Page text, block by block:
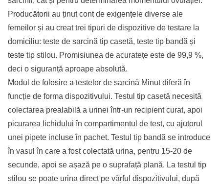
Producătorii au ținut cont de exigențele diverse ale
femeilor și au creat trei tipuri de dispozitive de testare la
domiciliu: teste de sarcină tip casetă, teste tip bandă și
teste tip stilou. Promisiunea de acuratețe este de 99,9 %,
deci o siguranță aproape absolută.
Modul de folosire a testelor de sarcină Minut diferă în
funcție de forma dispozitivului. Testul tip casetă necesită
colectarea prealabilă a urinei într-un recipient curat, apoi
picurarea lichidului în compartimentul de test, cu ajutorul
unei pipete incluse în pachet. Testul tip bandă se introduce
în vasul în care a fost colectată urina, pentru 15-20 de
secunde, apoi se așază pe o suprafață plană. La testul tip
stilou se poate urina direct pe vârful dispozitivului, după